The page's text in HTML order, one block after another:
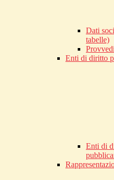
Dati
tabelle)
Enti di diritto
Enti di